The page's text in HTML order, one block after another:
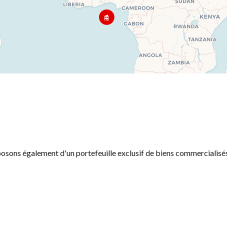
également d'un portefeuille exclusif de biens